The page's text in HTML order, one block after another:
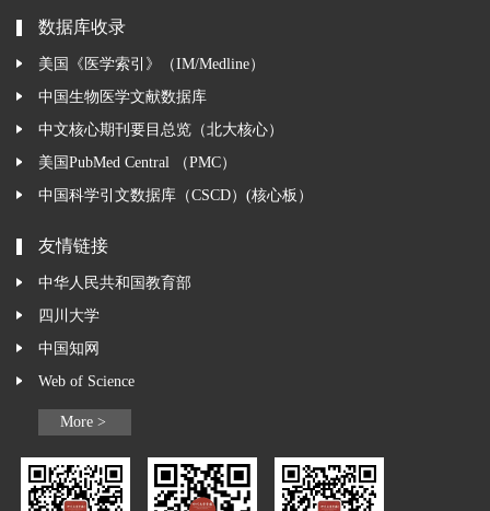
数据库收录
美国《医学索引》（IM/Medline）
中国生物医学文献数据库
中文核心期刊要目总览（北大核心）
美国PubMed Central （PMC）
中国科学引文数据库（CSCD）(核心板）
友情链接
中华人民共和国教育部
四川大学
中国知网
Web of Science
More >